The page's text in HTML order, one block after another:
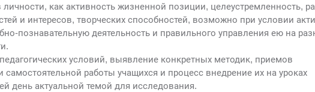
личности, как активность жизненной позиции, целеустремленность,
и интересов, творческих способностей, возможно при условии
познавательную деятельность и правильного управления ею на
условий, выявление конкретных методик, приемов
работы учащихся и процесс внедрение их на уроках
день актуальной темой для исследования.